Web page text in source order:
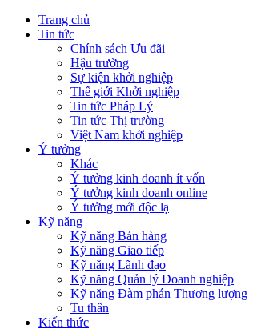
Trang chủ
Tin tức
Chính sách Ưu đãi
Hậu trường
Sự kiện khởi nghiệp
Thế giới Khởi nghiệp
Tin tức Pháp Lý
Tin tức Thị trường
Việt Nam khởi nghiệp
Ý tưởng
Khác
Ý tưởng kinh doanh ít vốn
Ý tưởng kinh doanh online
Ý tưởng mới độc lạ
Kỹ năng
Kỹ năng Bán hàng
Kỹ năng Giao tiếp
Kỹ năng Lãnh đạo
Kỹ năng Quản lý Doanh nghiệp
Kỹ năng Đàm phán Thương lượng
Tu thân
Kiến thức